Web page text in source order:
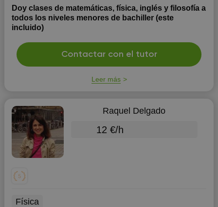
Doy clases de matemáticas, física, inglés y filosofía a
todos los niveles menores de bachiller (este
incluido)
Contactar con el tutor
Leer más
Raquel Delgado
12 €/h
Física